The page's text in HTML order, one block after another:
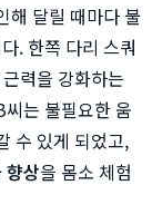
해 달릴 때마다 불
. 한쪽 다리 스쿼
력을 강화하는
는 불필요한 움
수 있게 되었고,
향상을 몸소 체험